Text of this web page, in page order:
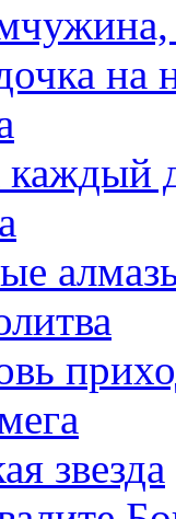
на
звезда